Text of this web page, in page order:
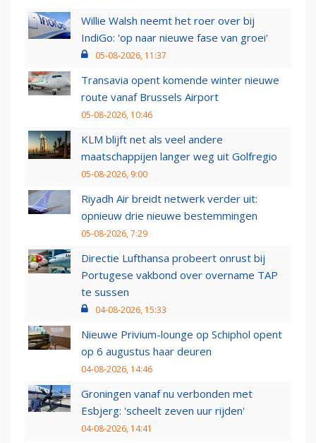
Willie Walsh neemt het roer over bij
IndiGo: 'op naar nieuwe fase van groei'
05-08-2026, 11:37
Transavia opent komende winter nieuwe
route vanaf Brussels Airport
05-08-2026, 10:46
KLM blijft net als veel andere
maatschappijen langer weg uit Golfregio
05-08-2026, 9:00
Riyadh Air breidt netwerk verder uit:
opnieuw drie nieuwe bestemmingen
05-08-2026, 7:29
Directie Lufthansa probeert onrust bij
Portugese vakbond over overname TAP
te sussen
04-08-2026, 15:33
Nieuwe Privium-lounge op Schiphol opent
op 6 augustus haar deuren
04-08-2026, 14:46
Groningen vanaf nu verbonden met
Esbjerg: 'scheelt zeven uur rijden'
04-08-2026, 14:41